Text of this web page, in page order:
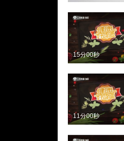
15分00秒
11分00秒